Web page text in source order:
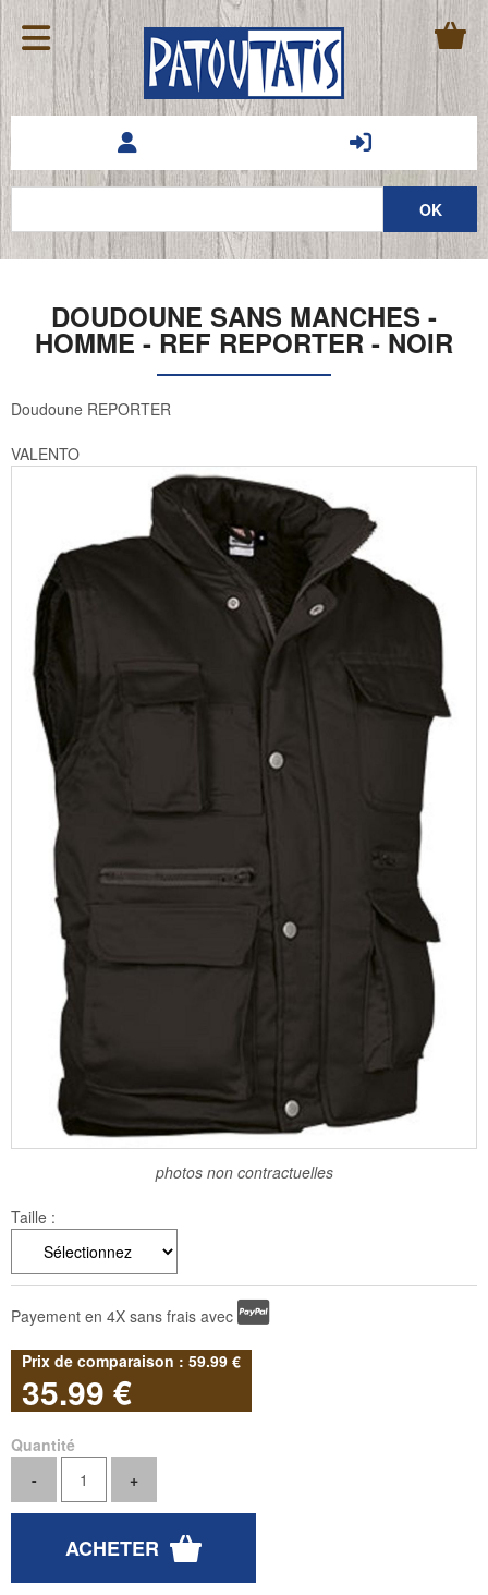
DOUDOUNE SANS MANCHES -
HOMME - REF REPORTER - NOIR
Doudoune REPORTER
VALENTO
photos non contractuelles
Taille :
Payement en 4X sans frais avec
59.99 €
35.99 €
Quantité